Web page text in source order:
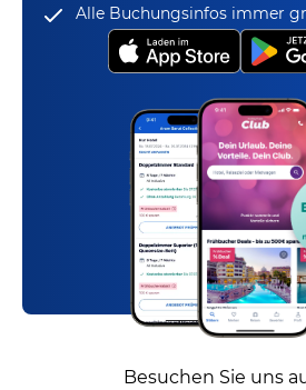
Alle Buchungsinfos immer
Besuchen Sie uns